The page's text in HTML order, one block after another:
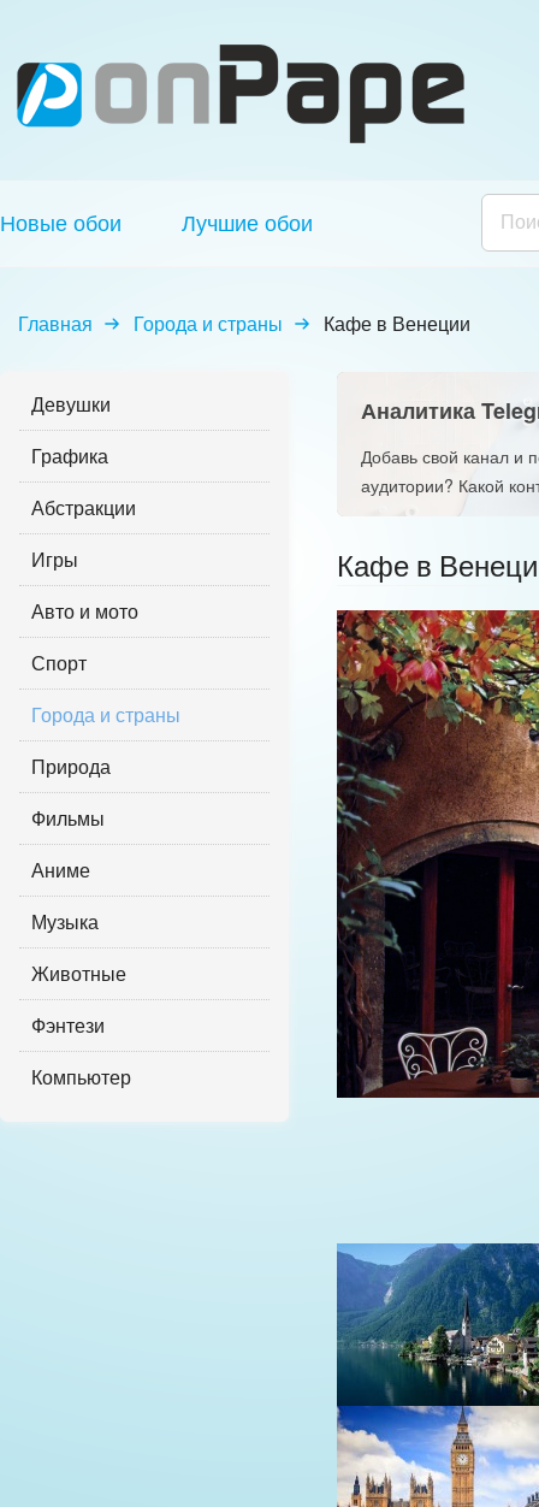
Новые обои Лучшие обои
Главная Города и страны Кафе в Венеции
Девушки
Графика
Абстракции
Игры
Авто и мото
Спорт
Города и страны
Природа
Фильмы
Аниме
Музыка
Животные
Фэнтези
Компьютер
Аналитика
Добавь свой канал и
аудитории? Какой
Кафе в